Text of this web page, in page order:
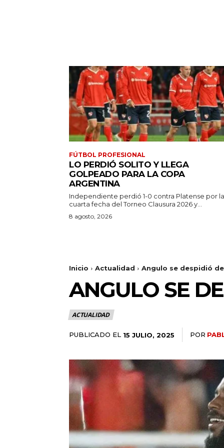
FÚTBOL PROFESIONAL
LO PERDIÓ SOLITO Y LLEGA
GOLPEADO PARA LA COPA
ARGENTINA
Independiente perdió 1-0 contra Platense por la
cuarta fecha del Torneo Clausura 2026 y...
8 agosto, 2026